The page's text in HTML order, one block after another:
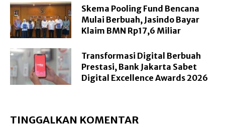
Skema Pooling Fund Bencana
Mulai Berbuah, Jasindo Bayar
Klaim BMN Rp17,6 Miliar
Transformasi Digital Berbuah
Prestasi, Bank Jakarta Sabet
Digital Excellence Awards 2026
TINGGALKAN KOMENTAR